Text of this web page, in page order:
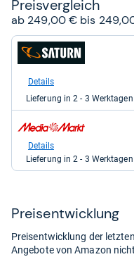
Preis­ver­gleich
ab 249,00 € bis
zum
Shop:
Saturn
249,00
kaufen.
Details
Lieferung in 2 - 3 Werktagen
zum
Shop:
Media
Details
Lieferung in 2 - 3 Werktagen
Preis­ent­wick­lung
Preisentwicklung der
Angebote von Amazon